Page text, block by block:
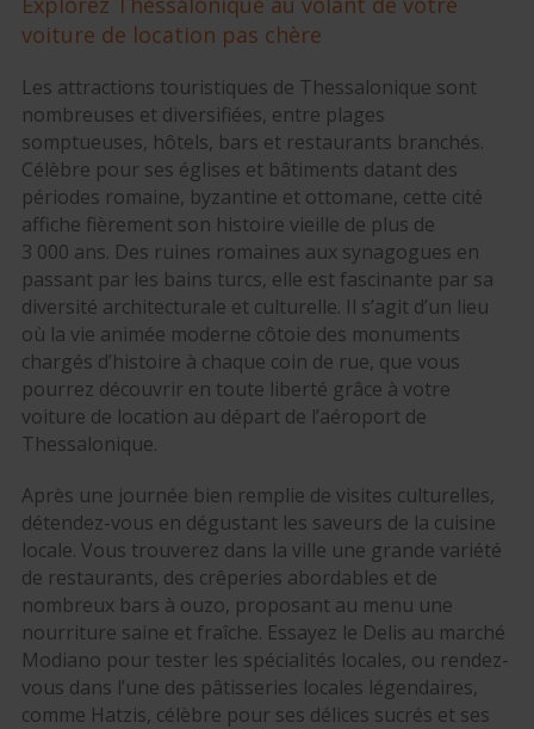
voiture de location pas chère
Les attractions touristiques de Thessalonique sont
nombreuses et diversifiées, entre plages
somptueuses, hôtels, bars et restaurants branchés.
Célèbre pour ses églises et bâtiments datant des
périodes romaine, byzantine et ottomane, cette cité
affiche fièrement son histoire vieille de plus de
3 000 ans. Des ruines romaines aux synagogues en
passant par les bains turcs, elle est fascinante par sa
diversité architecturale et culturelle. Il s’agit d’un lieu
où la vie animée moderne côtoie des monuments
chargés d’histoire à chaque coin de rue, que vous
pourrez découvrir en toute liberté grâce à votre
voiture de location au départ de l’aéroport de
Thessalonique.
Après une journée bien remplie de visites culturelles,
détendez-vous en dégustant les saveurs de la cuisine
locale. Vous trouverez dans la ville une grande variété
de restaurants, des crêperies abordables et de
nombreux bars à ouzo, proposant au menu une
nourriture saine et fraîche. Essayez le Delis au marché
Modiano pour tester les spécialités locales, ou rendez-
vous dans l’une des pâtisseries locales légendaires,
comme Hatzis, célèbre pour ses délices sucrés et ses